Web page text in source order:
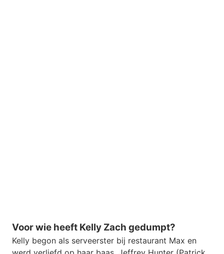
Voor wie heeft Kelly Zach gedumpt?
Kelly begon als serveerster bij restaurant Max en